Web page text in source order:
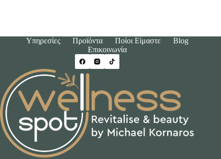
Υπηρεσίες Προϊόντα Ποίοι Είμαστε
Blog
Επικοινωνία